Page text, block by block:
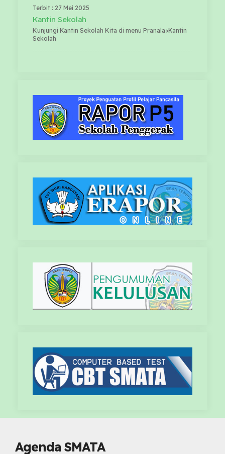
Terbit : 27 Mei 2025
Kantin Sekolah
Kunjungi Kantin Sekolah Kita di menu Pranala>Kantin
Sekolah
Agenda SMATA